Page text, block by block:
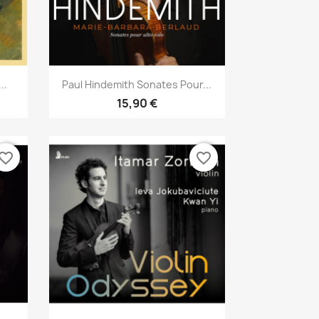
Aperçu rapide
Paul Hindemith Sonates Pour...
15,90 €
favorite_border